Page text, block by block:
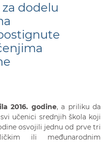
dodelu
2016. godine, a priliku da
učenici srednjih škola koji
osvojili jednu od prve tri
ili međunarodnim